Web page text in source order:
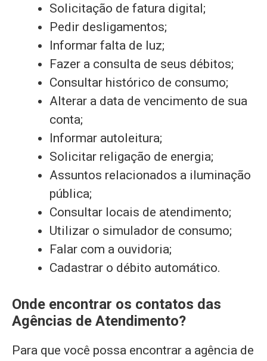
Solicitação de fatura digital;
Pedir desligamentos;
Informar falta de luz;
Fazer a consulta de seus débitos;
Consultar histórico de consumo;
Alterar a data de vencimento de sua
conta;
Informar autoleitura;
Solicitar religação de energia;
Assuntos relacionados a iluminação
pública;
Consultar locais de atendimento;
Utilizar o simulador de consumo;
Falar com a ouvidoria;
Cadastrar o débito automático.
Onde encontrar os contatos das
Agências de Atendimento?
Para que você possa encontrar a agência de